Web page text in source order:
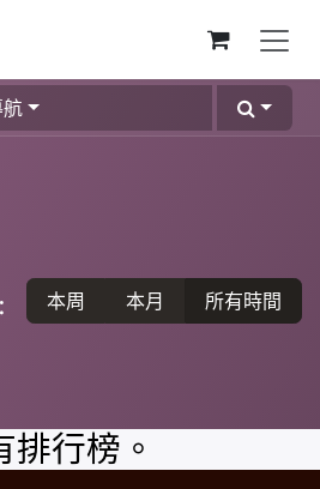
航
本周 本月 所有時間
排行榜。